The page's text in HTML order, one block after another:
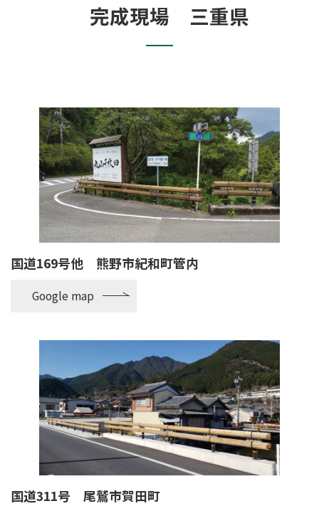
完成現場 三重県
国道169号他 熊野市紀和町管内
Google map
国道311号 尾鷲市賀田町